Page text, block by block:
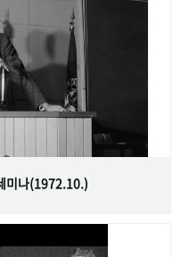
미나(1972.10.)